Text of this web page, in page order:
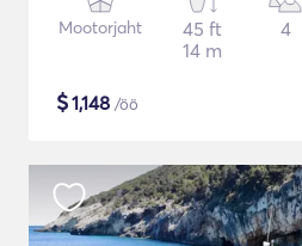
Mootorjaht
45 ft
14 m
4
$1,148 /öö